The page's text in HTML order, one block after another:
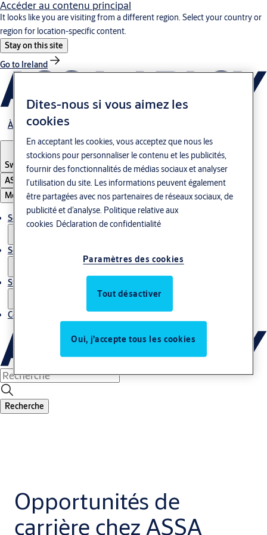
Accéder au contenu principal
It looks like you are visiting from a different region. Select your country or
region for location-specific content.
Stay on this site
Go to Ireland
À propos de nous
Switzerland·Französisch
ASSA ABLOY Group
Menu
Solutions
Service
Stories
Contact
Recherche
Opportunités de
carrière chez ASSA
Dites-nous si vous aimez les
cookies
En acceptant les cookies, vous acceptez que nous les
stockions pour personnaliser le contenu et les publicités,
fournir des fonctionnalités de médias sociaux et analyser
l’utilisation du site. Les informations peuvent également
être partagées avec nos partenaires de réseaux sociaux, de
publicité et d’analyse. Politique relative aux
cookies Déclaration de confidentialité
Paramètres des cookies
Tout désactiver
Oui, j’accepte tous les cookies